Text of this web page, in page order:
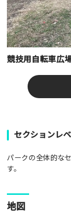
競技用自転車広
パークやスポット
がみんなの参考とな
写真
[text photo1alt
セクションレ
パークの全体的な
す。
地図